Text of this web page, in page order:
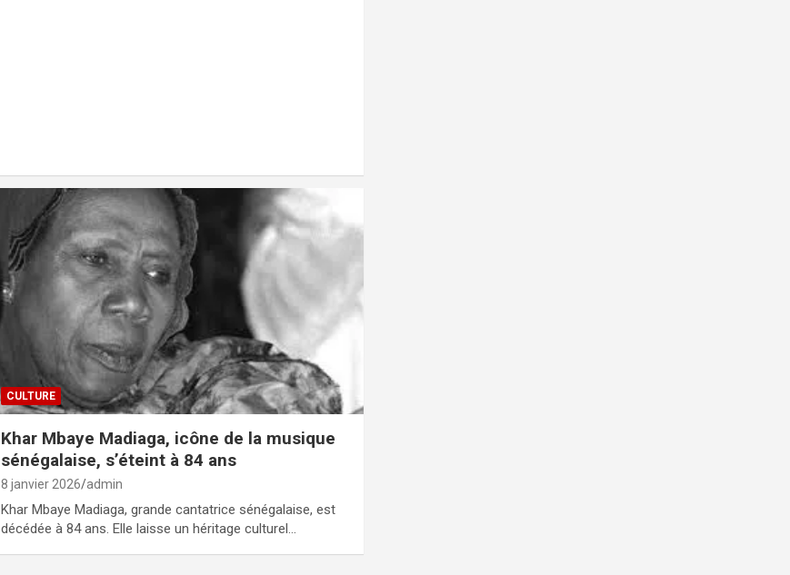
CULTURE
Khar Mbaye Madiaga, icône de la musique
sénégalaise, s’éteint à 84 ans
8 janvier 2026 admin
Khar Mbaye Madiaga, grande cantatrice sénégalaise, est
décédée à 84 ans. Elle laisse un héritage culturel…